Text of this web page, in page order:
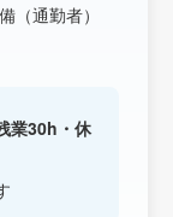
（通勤者）
業30h・休